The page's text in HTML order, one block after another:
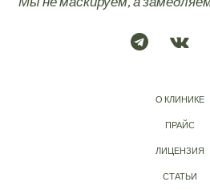
О КЛИНИКЕ
ПРАЙС
ЛИЦЕНЗИЯ
СТАТЬИ